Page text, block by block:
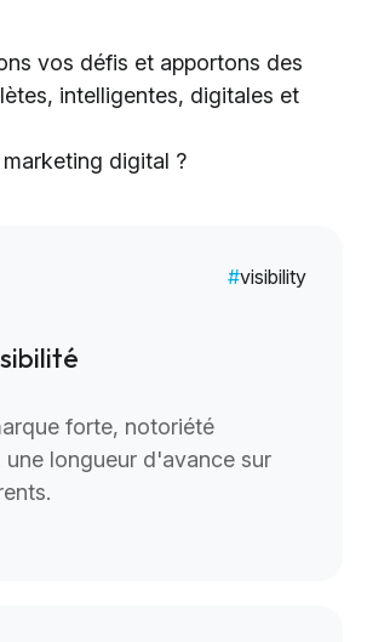
vos défis et apportons des
intelligentes, digitales et
digital ?
visibility
forte, notoriété
une longueur d'avance sur